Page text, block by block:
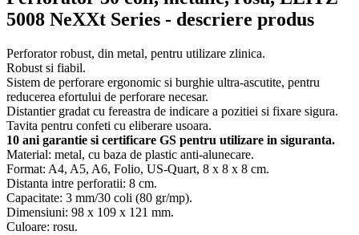
5008 NeXXt Series - descriere produs
Perforator robust, din metal, pentru utilizare zlinica.
Robust si fiabil.
Sistem de perforare ergonomic si burghie ultra-ascutite, pentru
reducerea efortului de perforare necesar.
Distantier gradat cu fereastra de indicare a pozitiei si fixare sigura.
Tavita pentru confeti cu eliberare usoara.
10 ani garantie si certificare GS pentru utilizare in siguranta.
Material: metal, cu baza de plastic anti-alunecare.
Format: A4, A5, A6, Folio, US-Quart, 8 x 8 x 8 cm.
Distanta intre perforatii: 8 cm.
Capacitate: 3 mm/30 coli (80 gr/mp).
Dimensiuni: 98 x 109 x 121 mm.
Culoare: rosu.